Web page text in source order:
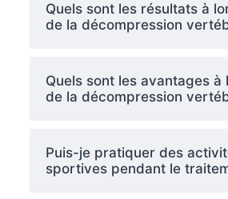
Quels sont les résultats à
de la décompression
Quels sont les avantages à
de la décompression
Puis-je pratiquer des
sportives pendant le